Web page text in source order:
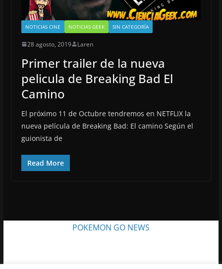
NOTICIAS CINE NOTICIAS GEEK SIN CATEGORÍA
28 agosto, 2019 Laren
Primer trailer de la nueva
pelicula de Breaking Bad El
Camino
El próximo 11 de Octubre tendremos en NETFLIX la
nueva película de Breaking Bad: El camino Según el
guionista de
Read More
POKEMON GO NEWS